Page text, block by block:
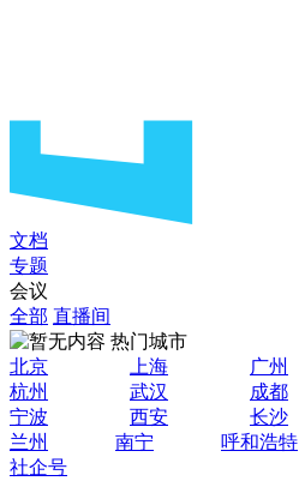
文档
专题
会议
全部 直播间
热门城市
北京
上海 广州
杭州
武汉 成都
宁波
西安 长沙
兰州
南宁 呼和浩特
社企号